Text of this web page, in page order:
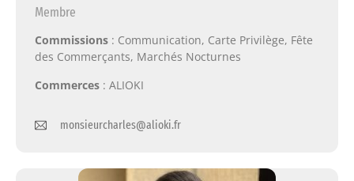
Membre
Commissions : Communication, Carte Privilège, Fête
des Commerçants, Marchés Nocturnes
Commerces : ALIOKI
monsieurcharles@alioki.fr